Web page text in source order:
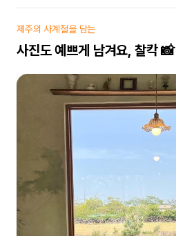
제주의 사계절을 담는
사진도 예쁘게 남겨요, 찰칵 📸